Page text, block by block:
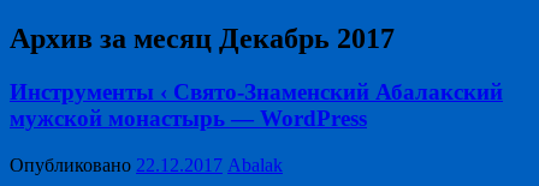
Архив за месяц Декабрь 2017
Инструменты ‹ Свято-Знаменский Абалакский
мужской монастырь — WordPress
Опубликовано 22.12.2017 Abalak